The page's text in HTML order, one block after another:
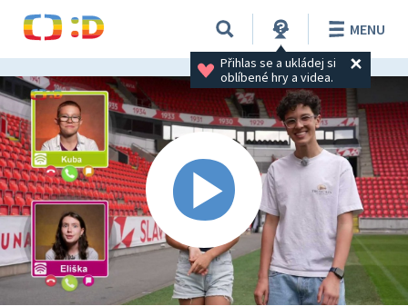
Přihlas se a ukládej si
oblíbené hry a videa.
MENU